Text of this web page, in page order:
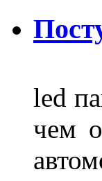
led
чем